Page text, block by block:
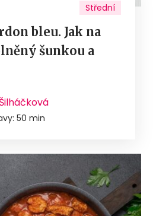
Střední
bleu. Jak na
šunkou a
50 min